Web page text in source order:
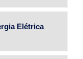
Elétrica